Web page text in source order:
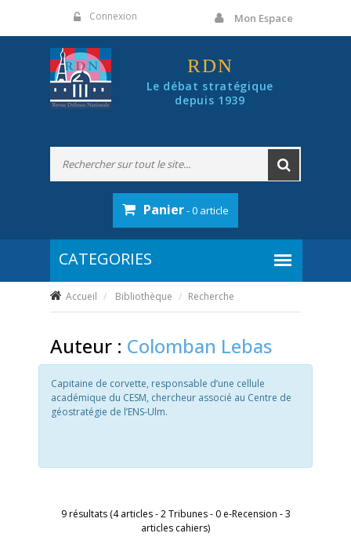
Connexion Mon Espace
RDN
Le débat stratégique
depuis 1939
Panier- 0 article
Accueil Bibliothèque Recherche
Auteur : Colomban Lebas
Capitaine de corvette, responsable d’une cellule
académique du CESM, chercheur associé au Centre de
géostratégie de l’ENS-Ulm.
9 résultats (4 articles - 2 Tribunes - 0 e-Recension - 3
articles cahiers)